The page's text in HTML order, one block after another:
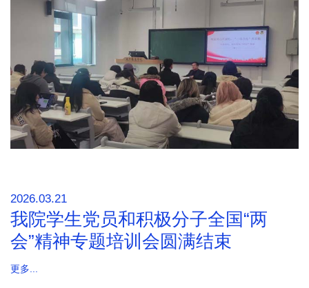
2026.03.21
我院学生党员和积极分子全国“两
会”精神专题培训会圆满结束
更多...